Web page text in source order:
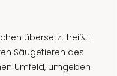
übersetzt heißt:
Säugetieren des
Umfeld, umgeben